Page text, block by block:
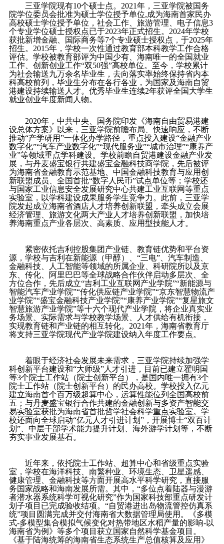
三亚学院现有10个硕士点。 2021年，三亚学院被国务
院学位委员会批准为硕士学位授予单位,成为海南首家民办
高校硕士学位授予单位，社会工作、旅游管理、电子信息3
个专业学位硕士授权点已于2023年正式招生。 2024年学校
获批新增金融、国际商务等7个专业硕士授权点，于2025年
招生。 2015年，学校一次性通过教育部本科教学工作合格
评估。学校被教育部评为中国少有、海南唯一的全国就业
工作、创新创业工作“双50强”高校单位。至今，学校累计
为社会输送九万余名毕业生，去向落实率始终保持省内本
科高校前列，毕业生分布在各行各业，为国家及海南自贸
港建设持续输送人才。优秀毕业生连续2年获评全国大学生
就业创业年度新闻人物。
2020年，中共中央、国务院印发《海南自由贸易港建
设总体方案》以来，三亚学院前瞻布局、快速响应，不断
推动“产学研用”一体化办学路径，重点投入建设“金融产业
数字化”“汽车产业数字化”“现代服务业”“城市治理”“康养产
业”等领域重点学科建设。学校前瞻自贸港建设金融产业发
展，与丹麦盛宝银行共建盛宝金融科技商学院，先后被评
为海南省金融教育示范基地、中国金融科技教育与应用创
新联盟成员、全国首批“数字人民币”试点单位等；学校还
与国家工业信息安全发展研究中心共建工业互联网等重点
实验室，以学科建设成果服务学生竞争力。此前，三亚学
院发起成立海南省酒店人才培养创新联盟，牵头成立会展
经济管理、旅游文化两大产业人才培养创新联盟，加快培
养海南重点产业各层次、高素质、应用型技能人才。
紧密依托吉利控股集团产业链、教育链优势和平台资
源，学校与吉利在新能源（甲醇）、“三电”、汽车制造、
金融科技、人工智能等领域的所属企业、科研院所以及京
东、传化、阿里巴巴等全球战略合作伙伴启动多层次、全
方位合作，先后成立“吉利工业互联网产业学院”“新能源与
智能汽车产业学院”“传化供应链产业学院”“京东智慧物流产
业学院”“盛宝金融科技产业学院”“康养产业学院”“复星旅文
智慧旅游产业学院”等十六个现代产业学院，将企业真实业
务场景、实际需求与学校教学场景、人才供给有机衔接，
实现教育链和产业链的相互转化。 2021年，海南省教育厅
将支持三亚学院现代产业学院建设纳入年度工作要点。
着眼于经济社会发展未来需求，三亚学院持续加强学
科创新平台建设和“大师级”人才引进，目前已建立翟明国
等3个院士工作站（院士创新平台），是国内唯一拥有3个
院士工作站（院士创新平台）的民办高校。学校投入亿元
建立海南首个百万级超算中心，运算性能位列全国高校前
五；与丹麦盛宝银行合作共建的金融创新与多资产智能交
易实验室获批为海南省首批哲学社会科学重点实验室。学
校还面向全球启动“亿元人才引进计划”，开展博士“双百计
划”、中层干部学术能力提升计划、海外游学计划等，不断
夯实事业发展基石。
近年来，依托院士工作站、超算中心和省级重点实验
室，学校在海洋科技、南繁种业、环境生态、卫星遥感、
健康管理、金融科技等方面开展高水平科学研究，直接服
务国家战略和海南发展所需。其中，“多位点着陆器与漫游
者潜水器系统科学可视化研究”作为国家科技部重点研发计
划子项目已完成验收结项。“自贸港进出岛物流管控仿真系
统”项目圆满完成并交付海南省大数据管理局使用。《多模
式-多模型集合模拟气候变化对热带地区水稻产量的影响-以
海南省为例》等多个项目获立国家自然科学基金项目。
《基于陆海统筹的海南省生态系统生产总值核算及应用》